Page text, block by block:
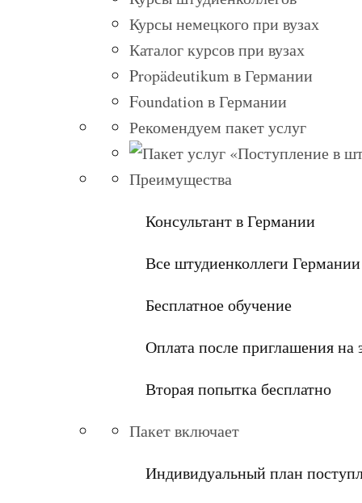
Курсы немецкого при вузах
Каталог курсов при вузах
Propädeutikum в Германии
Foundation в Германии
Рекомендуем пакет услуг
Преимущества
Консультант в Германии
Все штудиенколлеги Германии
Бесплатное обучение
Оплата после приглашения на
Вторая попытка бесплатно
Пакет включает
Индивидуальный план